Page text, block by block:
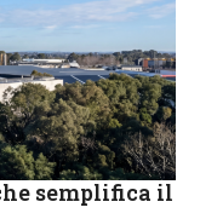
semplifica il